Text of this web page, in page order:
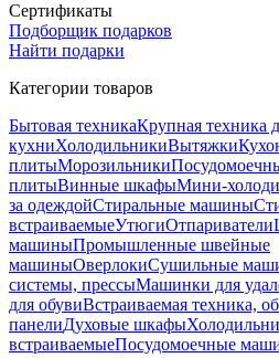
Сертификаты
Подборщик подарков
Найти подарки
Категории товаров
Бытовая техникаКрупная техника
кухниХолодильникиВытяжки
плитыМорозильники
плитыВинные шкафыМини-
за одеждойСтиральные машины
встраиваемыеУтюгиОтпариватели
машиныПромышленные швейные
машиныОверлокиСушильные
системы, прессыМашинки для
для обувиВстраиваемая техника,
панелиДуховые шкафы
встраиваемыеПосудомоечные